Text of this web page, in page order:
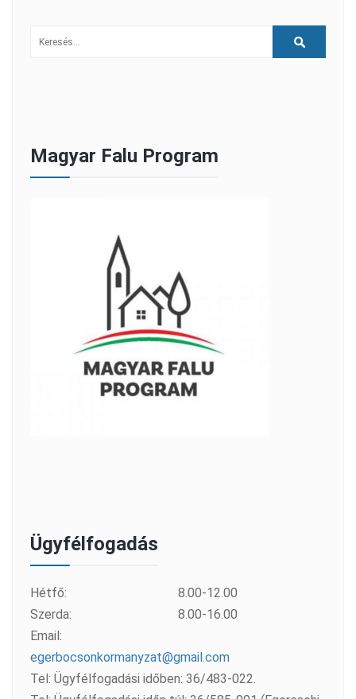
Magyar Falu Program
Ügyfélfogadás
Hétfő:
8.00-12.00
Szerda:
8.00-16.00
Email:
egerbocsonkormanyzat@gmail.com
Tel: Ügyfélfogadási időben: 36/483-022.